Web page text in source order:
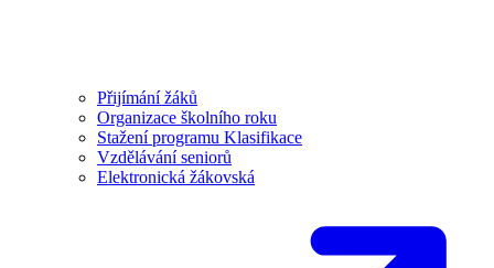
Přijímání žáků
Organizace školního roku
Stažení programu Klasifikace
Vzdělávání seniorů
Elektronická žákovská